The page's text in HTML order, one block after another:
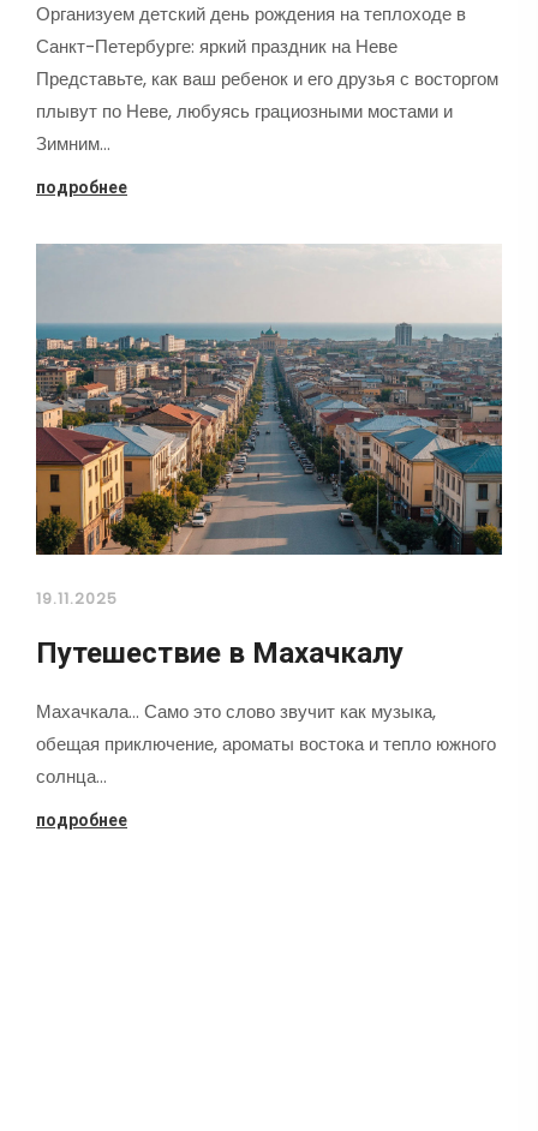
Организуем детский день рождения на теплоходе в
Санкт-Петербурге: яркий праздник на Неве
Представьте, как ваш ребенок и его друзья с восторгом
плывут по Неве, любуясь грациозными мостами и
Зимним…
подробнее
19.11.2025
Путешествие в Махачкалу
Махачкала... Само это слово звучит как музыка,
обещая приключение, ароматы востока и тепло южного
солнца…
подробнее